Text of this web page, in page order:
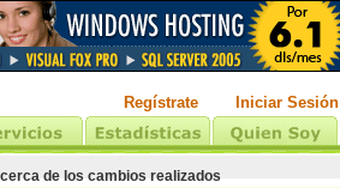
Regístrate Iniciar Sesión
de los cambios realizados